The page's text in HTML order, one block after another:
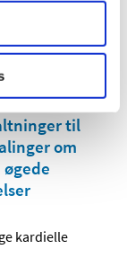
af
Fra 1.
til
om
kardielle